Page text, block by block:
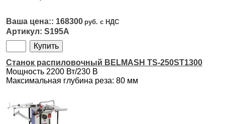
168300
S195A
Станок распиловочный BELMASH TS-250ST1300
Мощность 2200 Вт/230 В
Максимальная глубина реза: 80 мм